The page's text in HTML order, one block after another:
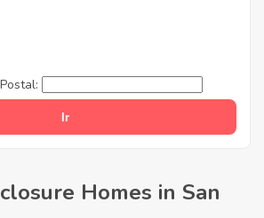
Homes in San